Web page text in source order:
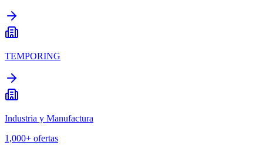
TEMPORING
Industria y Manufactura
1,000+ ofertas